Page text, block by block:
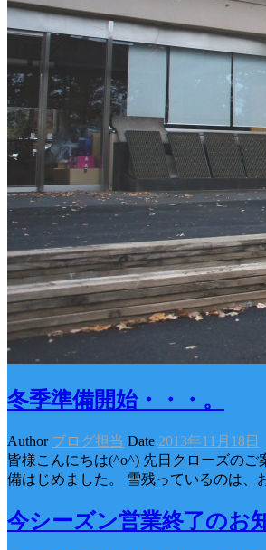
冬季準備開始・・・。
Author ブログ担当 Date 2013年11月18日
皆様こんにちは(^o^) 先日クローズの
備はじめました。 雪残っているのは、
今シーズン営業終了のお